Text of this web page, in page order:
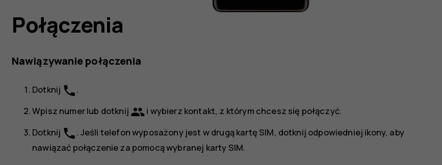
Połączenia
Nawiązywanie połączenia
Dotknij phone.
Wpisz numer lub dotknij group i wybierz kontakt, z którym chcesz się połączyć.
Dotknij phone. Jeśli telefon wyposażony jest w drugą kartę SIM, dotknij odpowiedniej ikony, aby
nawiązać połączenie za pomocą wybranej karty SIM.